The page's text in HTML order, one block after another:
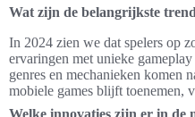
Wat zijn de belangrijkste
In 2024 zien we dat spelers op
ervaringen met unieke
genres en mechanieken komen
mobiele games blijft toenemen,